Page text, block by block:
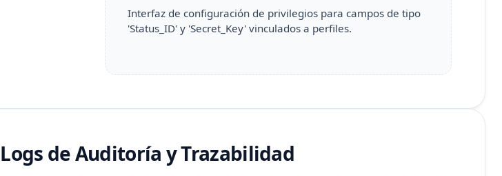
Interfaz de configuración de privilegios para campos de tipo
'Status_ID' y 'Secret_Key' vinculados a perfiles.
Logs de Auditoría y Trazabilidad